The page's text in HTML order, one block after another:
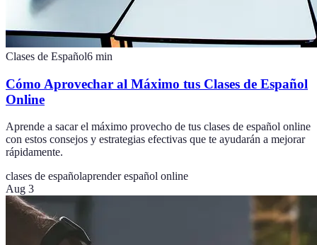
Clases de Español6 min
Cómo Aprovechar al Máximo tus Clases de Español
Online
Aprende a sacar el máximo provecho de tus clases de español online
con estos consejos y estrategias efectivas que te ayudarán a mejorar
rápidamente.
clases de españolaprender español online
Aug 3